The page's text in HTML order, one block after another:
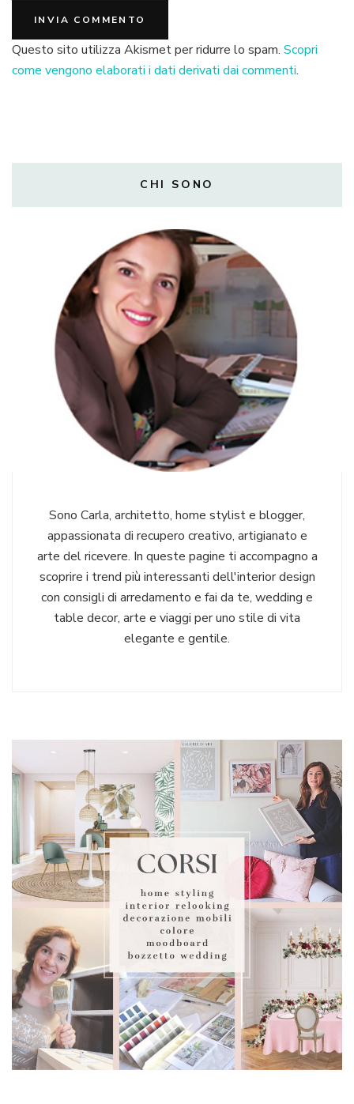
Questo sito utilizza Akismet per ridurre lo spam. Scopri
come vengono elaborati i dati derivati dai commenti.
CHI SONO
Sono Carla, architetto, home stylist e blogger,
appassionata di recupero creativo, artigianato e
arte del ricevere. In queste pagine ti accompagno a
scoprire i trend più interessanti dell'interior design
con consigli di arredamento e fai da te, wedding e
table decor, arte e viaggi per uno stile di vita
elegante e gentile.